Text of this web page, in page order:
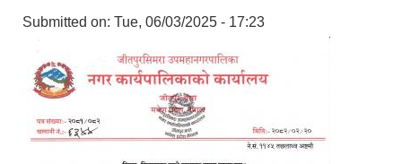
Submitted on: Tue, 06/03/2025 - 17:23